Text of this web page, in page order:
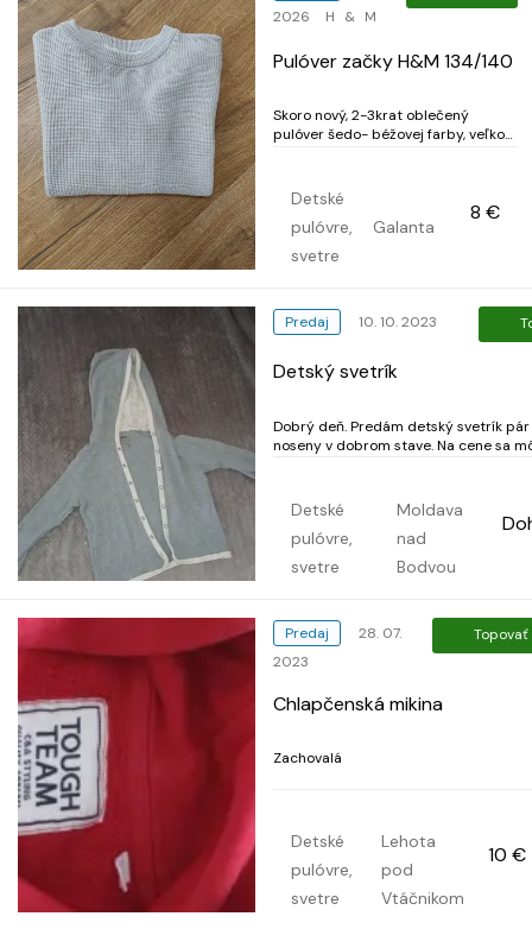
2026
H & M
Pulóver začky H&M 134/140
Skoro nový, 2-3krat oblečený
pulóver šedo- béžovej farby, veľkosť
Detské
pulóvre,
svetre
Galanta
8 €
Predaj 10. 10. 2023
Detský svetrík
Dobrý deň. Predám detský svetrík
noseny v dobrom stave. Na cene sa
Detské
pulóvre,
svetre
Moldava
nad
Bodvou
Predaj
28. 07.
2023
Topovať
Chlapčenská mikina
Zachovalá
Detské
pulóvre,
svetre
Lehota
pod
Vtáčnikom
10 €